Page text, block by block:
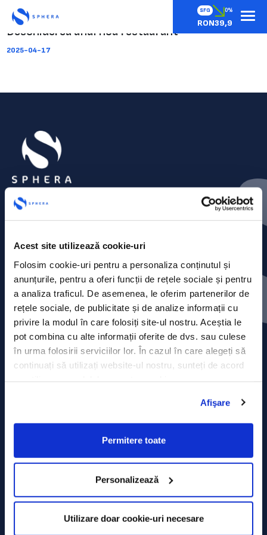
Acest site utilizează cookie-uri
Folosim cookie-uri pentru a personaliza conținutul și
anunțurile, pentru a oferi funcții de rețele sociale și pentru
a analiza traficul. De asemenea, le oferim partenerilor de
rețele sociale, de publicitate și de analize informații cu
privire la modul în care folosiți site-ul nostru. Aceștia le
pot combina cu alte informații oferite de dvs. sau culese
în urma folosirii serviciilor lor. În cazul în care alegeți să
continuați să utilizați website-ul nostru, sunteți de acord
Afişare
Permitere toate
Personalizează
Utilizare doar cookie-uri necesare
SFG 0%
RON39,9
Deschiderea unui nou restaurant
2025-04-17
Contact
Comunicate de presă
Politica de confidențialitate
Politica de prelucrare a datelor
Declarația Cookie